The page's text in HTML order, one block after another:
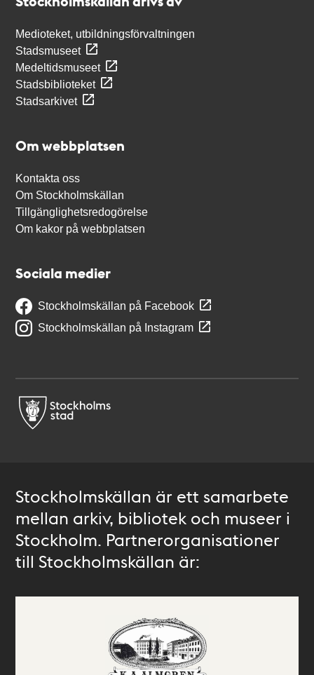
Medioteket, utbildningsförvaltningen
Stadsmuseet
Medeltidsmuseet
Stadsbiblioteket
Stadsarkivet
Om webbplatsen
Kontakta oss
Om Stockholmskällan
Tillgänglighetsredogörelse
Om kakor på webbplatsen
Sociala medier
Stockholmskällan på Facebook
Stockholmskällan på Instagram
Stockholmskällan är ett samarbete
mellan arkiv, bibliotek och museer i
Stockholm. Partnerorganisationer
till Stockholmskällan är: